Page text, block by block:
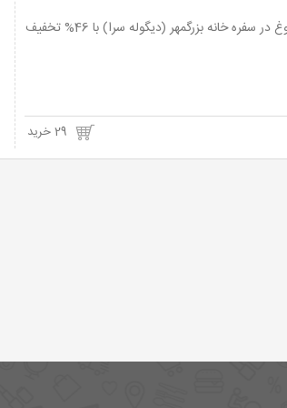
نت برگ آنی: سرویس آبگوشت ویژه همراه با سبزی، پیاز و دوغ در سفره خانه بزرگمهر (دیگوله سرا) با 46% تخفیف